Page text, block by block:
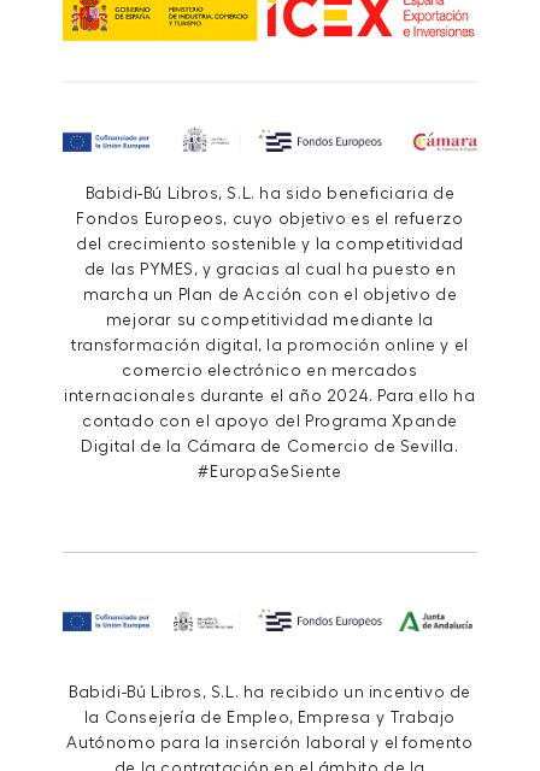
Babidi-Bú Libros, S.L. ha sido beneficiaria de
Fondos Europeos, cuyo objetivo es el refuerzo
del crecimiento sostenible y la competitividad
de las PYMES, y gracias al cual ha puesto en
marcha un Plan de Acción con el objetivo de
mejorar su competitividad mediante la
transformación digital, la promoción online y el
comercio electrónico en mercados
internacionales durante el año 2024. Para ello ha
contado con el apoyo del Programa Xpande
Digital de la Cámara de Comercio de Sevilla.
#EuropaSeSiente
Babidi-Bú Libros, S.L. ha recibido un incentivo de
la Consejería de Empleo, Empresa y Trabajo
Autónomo para la inserción laboral y el fomento